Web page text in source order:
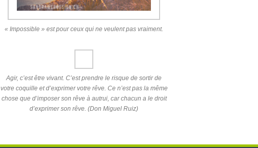
« Impossible » est pour ceux qui ne veulent pas vraiment.
Agir, c’est être vivant. C’est prendre le risque de sortir de
votre coquille et d’exprimer votre rêve. Ce n’est pas la même
chose que d’imposer son rêve à autrui, car chacun a le droit
d’exprimer son rêve. (Don Miguel Ruiz)